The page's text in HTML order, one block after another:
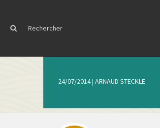
24/07/2014| ARNAUD STECKLE